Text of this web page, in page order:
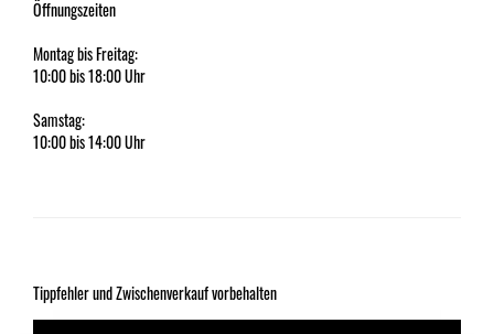
Öffnungszeiten
Montag bis Freitag:
10:00 bis 18:00 Uhr
Samstag:
10:00 bis 14:00 Uhr
Tippfehler und Zwischenverkauf vorbehalten